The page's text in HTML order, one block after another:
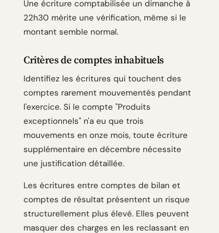
Une écriture comptabilisée un dimanche à
22h30 mérite une vérification, même si le
montant semble normal.
Critères de comptes inhabituels
Identifiez les écritures qui touchent des
comptes rarement mouvementés pendant
l'exercice. Si le compte "Produits
exceptionnels" n'a eu que trois
mouvements en onze mois, toute écriture
supplémentaire en décembre nécessite
une justification détaillée.
Les écritures entre comptes de bilan et
comptes de résultat présentent un risque
structurellement plus élevé. Elles peuvent
masquer des charges en les reclassant en